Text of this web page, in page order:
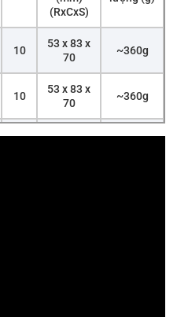
(RxCxS)
10
53 x 83 x
70
~360g
10
53 x 83 x
70
~360g
53 x 83 x